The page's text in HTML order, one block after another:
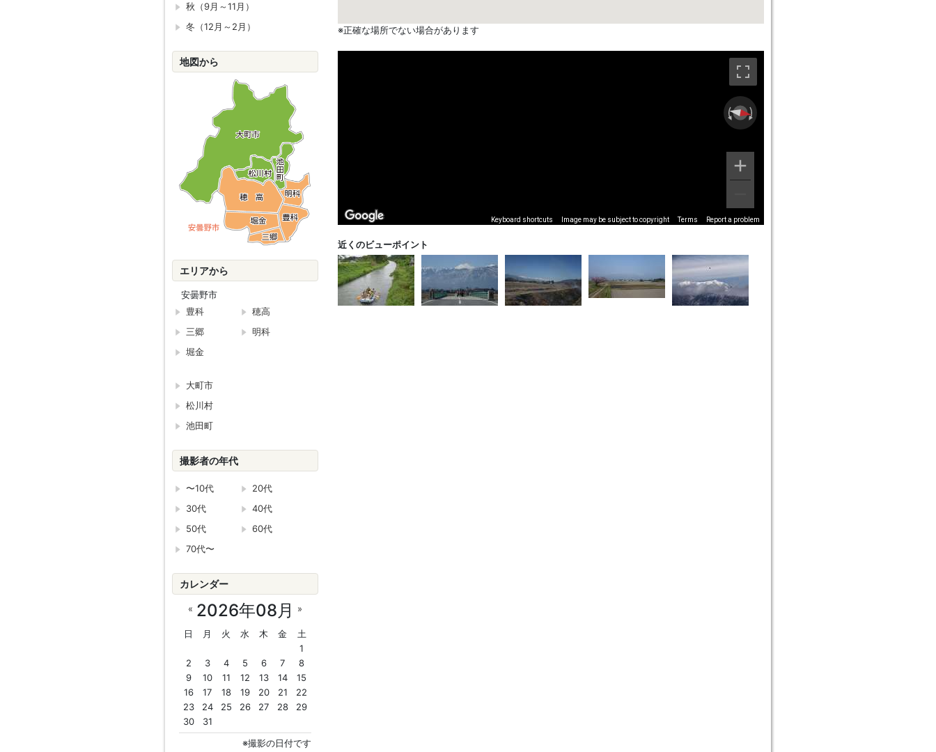
※正確な場所でない場合があります
Keyboard shortcuts Image may be subject to copyright Terms Report a problem
近くのビューポイント
秋（9月～11月）
冬（12月～2月）
地図から
エリアから
安曇野市
豊科
穂高
三郷
明科
堀金
大町市
松川村
池田町
撮影者の年代
〜10代
20代
30代
40代
50代
60代
70代〜
カレンダー
2026年08月
« »
日 月 火 水 木 金
土
1
2
3 4 5 6 7
8
9
10 11 12 13 14
15
16
17 18 19 20 21
22
23
24 25 26 27 28
29
30
31
※撮影の日付です